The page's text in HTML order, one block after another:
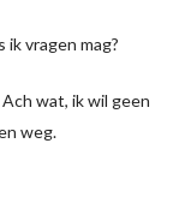
ik vragen mag?
Ach wat, ik wil geen
weg.